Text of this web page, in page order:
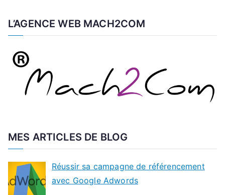
L’AGENCE WEB MACH2COM
MES ARTICLES DE BLOG
Réussir sa campagne de référencement
avec Google Adwords